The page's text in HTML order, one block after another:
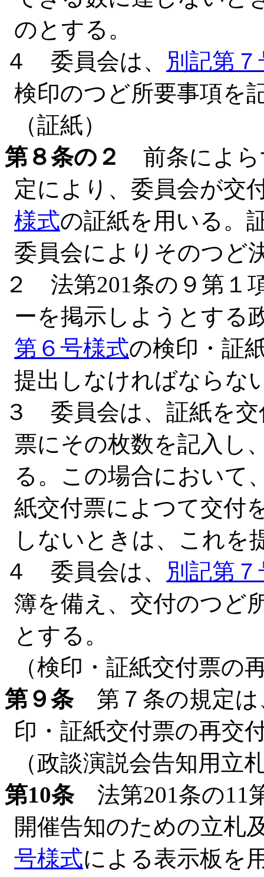
のとする。
４ 委員会は、 別記第
検印のつど所要事項を
（証紙）
第８条の２
前条によら
定により、委員会が交
様式の証紙を用いる。
委員会によりそのつど
２ 法第201条の９第１
ーを掲示しようとする
第６号様式の検印・証
提出しなければならな
３ 委員会は、証紙を交
票にその枚数を記入し
る。この場合において
紙交付票によつて交付
しないときは、これを
４ 委員会は、 別記第
簿を備え、交付のつど
とする。
（検印・証紙交付票の
第９条第７条の規定は
印・証紙交付票の再交
（政談演説会告知用立
第10条法第201条の11
開催告知のための立札
号様式による表示板を